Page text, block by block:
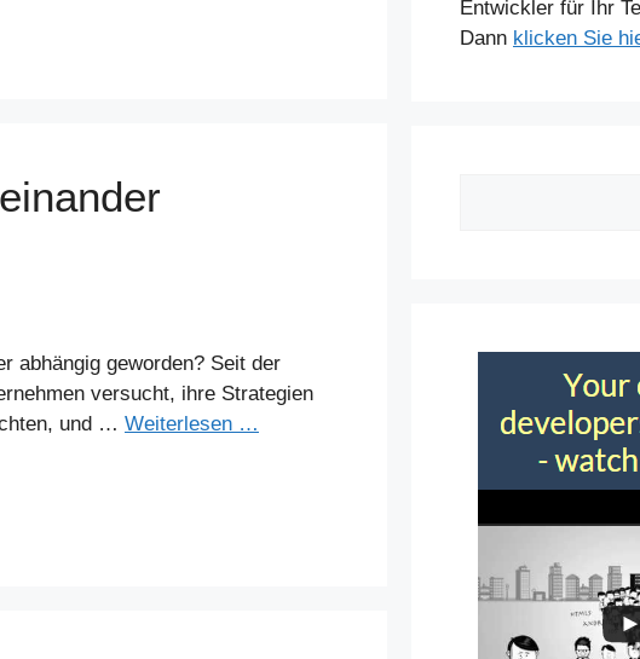
abhängig geworden? Seit der
versucht, ihre Strategien
und … Weiterlesen …
Entwickler für Ihr
Dann klicken Sie